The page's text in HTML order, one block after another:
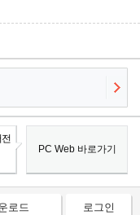
전
PC Web 바로가기
로드 로그인